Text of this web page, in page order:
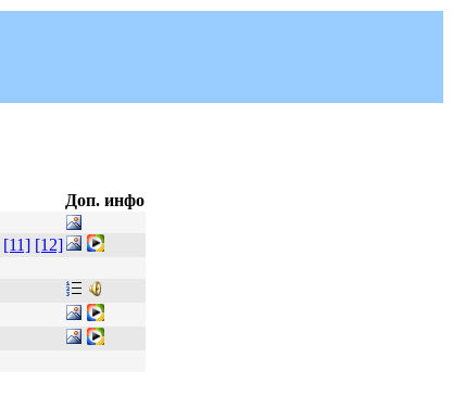
Доп. инфо
[11] [12]